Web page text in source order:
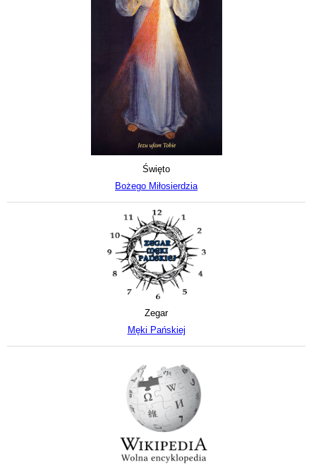
Święto
Bożego Miłosierdzia
Zegar
Męki Pańskiej